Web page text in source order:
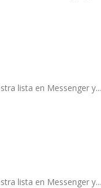
lista en Messenger y...
lista en Messenger y...